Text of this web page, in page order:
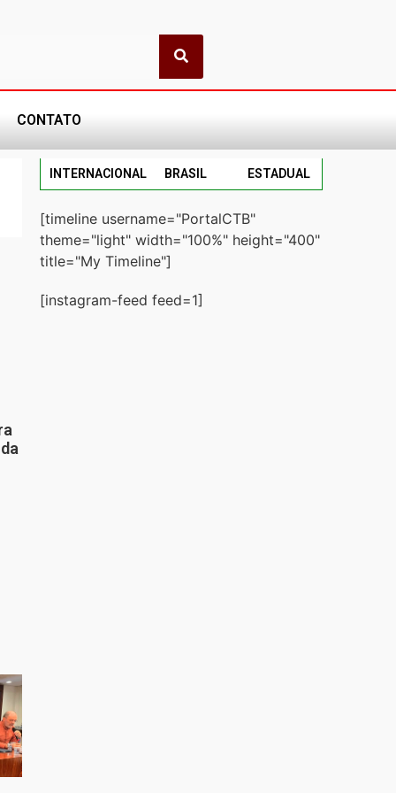
CONTATO
INTERNACIONAL BRASIL ESTADUAL
[timeline username="PortalCTB"
theme="light" width="100%" height="400"
title="My Timeline"]
[instagram-feed feed=1]